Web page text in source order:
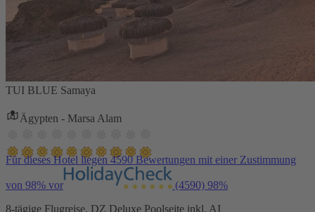
TUI BLUE Samaya
Ägypten - Marsa Alam
Für dieses Hotel liegen 4590 Bewertungen mit einer Zustimmung
von 98% vor (4590) 98%
8-tägige Flugreise, DZ Deluxe Poolseite inkl. AI